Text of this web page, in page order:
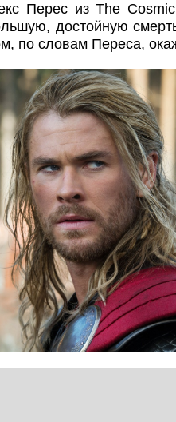
Перес из The
достойную
по словам Переса,